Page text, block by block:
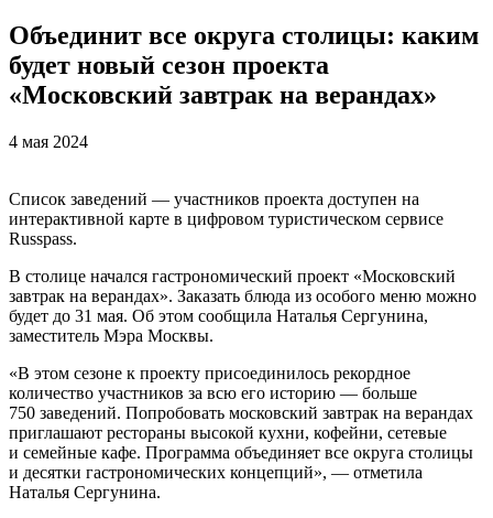
Объединит все округа столицы: каким
будет новый сезон проекта
«Московский завтрак на верандах»
4 мая 2024
Список заведений — участников проекта доступен на
интерактивной карте в цифровом туристическом сервисе
Russpass.
В столице начался гастрономический проект «Московский
завтрак на верандах». Заказать блюда из особого меню можно
будет до 31 мая. Об этом сообщила Наталья Сергунина,
заместитель Мэра Москвы.
«В этом сезоне к проекту присоединилось рекордное
количество участников за всю его историю — больше
750 заведений. Попробовать московский завтрак на верандах
приглашают рестораны высокой кухни, кофейни, сетевые
и семейные кафе. Программа объединяет все округа столицы
и десятки гастрономических концепций», — отметила
Наталья Сергунина.